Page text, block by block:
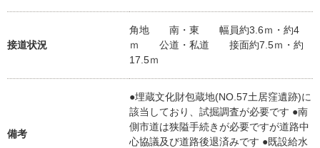
接道状況
角地 南・東 幅員約3.6ｍ・約4
ｍ 公道・私道 接面約7.5ｍ・約
17.5ｍ
備考
●埋蔵文化財包蔵地(NO.57土居窪遺跡)に
該当しており、試掘調査が必要です ●南
側市道は狭隘手続きが必要ですが道路中
心協議及び道路後退済みです ●既設給水